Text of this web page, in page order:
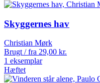
Skyggernes hav
Christian Mørk
Brugt / fra 29,00 kr.
1 eksemplar
Hæftet